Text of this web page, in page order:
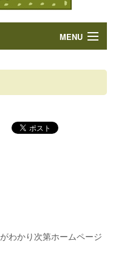
MENU
わかり次第ホームページ